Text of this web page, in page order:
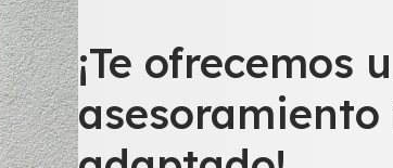
¡Te ofrecemos